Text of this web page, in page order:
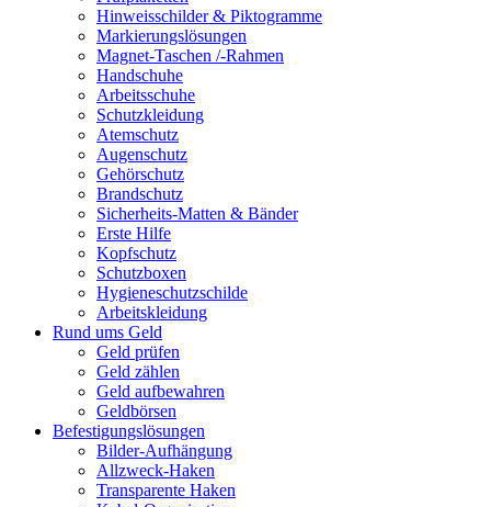
Hinweisschilder & Piktogramme
Markierungslösungen
Magnet-Taschen /-Rahmen
Handschuhe
Arbeitsschuhe
Schutzkleidung
Atemschutz
Augenschutz
Gehörschutz
Brandschutz
Sicherheits-Matten & Bänder
Erste Hilfe
Kopfschutz
Schutzboxen
Hygieneschutzschilde
Arbeitskleidung
Rund ums Geld
Geld prüfen
Geld zählen
Geld aufbewahren
Geldbörsen
Befestigungslösungen
Bilder-Aufhängung
Allzweck-Haken
Transparente Haken